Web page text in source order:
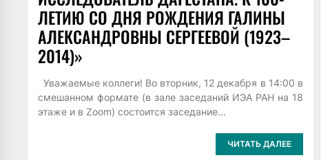
ЛЕТИЮ СО ДНЯ РОЖДЕНИЯ ГАЛИНЫ
АЛЕКСАНДРОВНЫ СЕРГЕЕВОЙ (1923–
2014)»
Уважаемые коллеги! Во вторник, 12 декабря в 14:00 в
смешанном формате (в зале заседаний ИЭА РАН на 18
этаже и в Zoom) состоится заседание...
ЧИТАТЬ ДАЛЕЕ